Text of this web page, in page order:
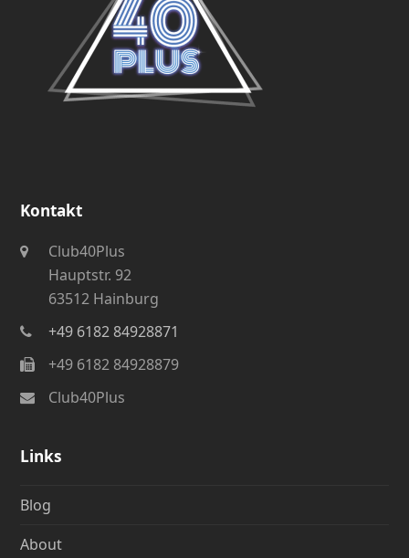
Kontakt
Club40Plus
Hauptstr. 92
63512 Hainburg
+49 6182 84928871
+49 6182 84928879
Club40Plus
Links
Blog
About